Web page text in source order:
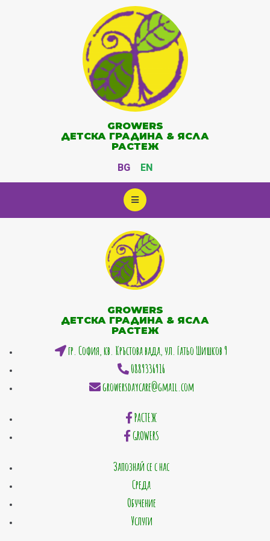
GROWERS
ДЕТСКА ГРАДИНА & ЯСЛА
РАСТЕЖ
BG
EN
GROWERS
ДЕТСКА ГРАДИНА & ЯСЛА
РАСТЕЖ
гр. София, кв. Кръстова вада, ул. Гатьо Шишков 9
0889336916
growersdaycare@gmail.com
РАСТЕЖ
GROWERS
Запознай се с нас
Среда
Обучение
Услуги